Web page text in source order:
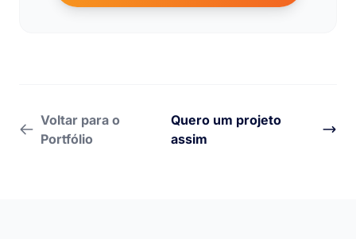
Voltar para o
Portfólio
Quero um projeto
assim